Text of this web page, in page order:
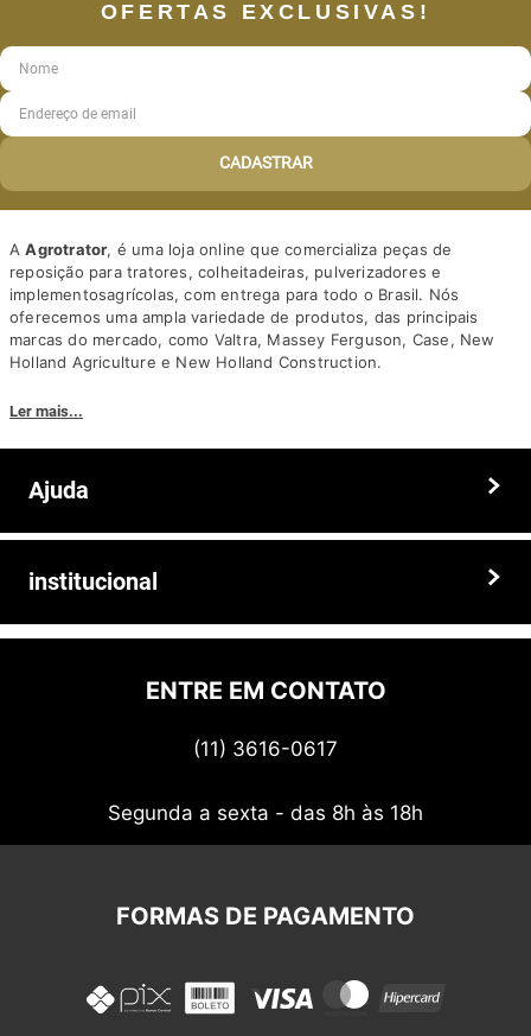
OFERTAS EXCLUSIVAS!
CADASTRAR
AAgrotrator, é uma loja online que comercializa peças de
reposição para tratores, colheitadeiras, pulverizadores e
implementosagrícolas, com entrega para todo o Brasil. Nós
oferecemos uma ampla variedade de produtos, das principais
marcas do mercado, como Valtra, Massey Ferguson, Case, New
Holland Agriculture e New Holland Construction.
competitivos. Nós também oferecemos um atendimento
personalizado, com equipe de profissionais altamente capacitados
Somos a solução ideal para quem busca peças e acessórios agrícolas
Ler mais...
Ajuda
Prazos e entregas
institucional
Quem somos
Politica de privacidadeENTRE EM CONTATO
(11) 3616-0617
Segunda a sexta - das 8h às 18h
FORMAS DE PAGAMENTO